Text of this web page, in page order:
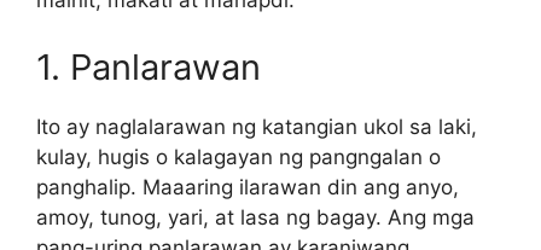
1. Panlarawan
Ito ay naglalarawan ng katangian ukol sa laki,
kulay, hugis o kalagayan ng pangngalan o
panghalip. Maaaring ilarawan din ang anyo,
amoy, tunog, yari, at lasa ng bagay. Ang mga